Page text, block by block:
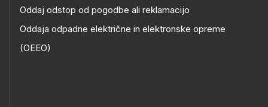
Oddaj odstop od pogodbe ali reklamacijo
Oddaja odpadne električne in elektronske opreme
(OEEO)